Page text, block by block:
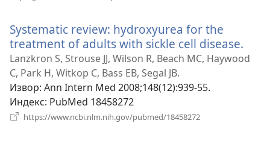
Systematic review: hydroxyurea for the
treatment of adults with sickle cell disease.
Lanzkron S, Strouse JJ, Wilson R, Beach MC, Haywood
C, Park H, Witkop C, Bass EB, Segal JB.
Извор‎: Ann Intern Med 2008;148(12):939-55.
Индекс‎: PubMed 18458272
https://www.ncbi.nlm.nih.gov/pubmed/18458272